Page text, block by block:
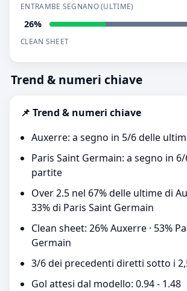
ENTRAMBE SEGNANO (ULTIME)
26%
CLEAN SHEET
Trend & numeri chiave
📌 Trend & numeri chiave
Auxerre: a segno in 5/6 delle
Paris Saint Germain: a segno in
partite
Over 2.5 nel 67% delle ultime di
33% di Paris Saint Germain
Clean sheet: 26% Auxerre · 53%
Germain
3/6 dei precedenti diretti sotto i
Gol attesi dal modello: 0.94 - 1.48